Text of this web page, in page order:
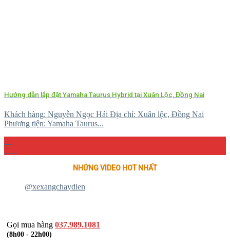
Hướng dẫn lắp đặt Yamaha Taurus Hybrid tại Xuân Lộc, Đồng Nai
Khách hàng: Nguyễn Ngọc Hải Địa chỉ: Xuân lộc, Đồng Nai
Phương tiện: Yamaha Taurus...
NHỮNG VIDEO HOT NHẤT
@xexangchaydien
Gọi mua hàng 037.989.1081
(8h00 - 22h00)